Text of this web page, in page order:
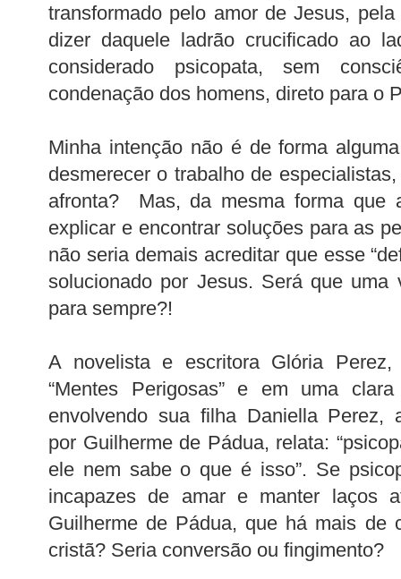
transformado pelo amor de Jesus,
dizer daquele ladrão crucificado ao
considerado psicopata, sem
condenação dos homens, direto para o
Minha intenção não é de forma
desmerecer o trabalho de
afronta? Mas, da mesma forma que
explicar e encontrar soluções para as
não seria demais acreditar que esse
solucionado por Jesus. Será que uma
para sempre?!
A novelista e escritora Glória
“Mentes Perigosas” e em uma
envolvendo sua filha Daniella Perez,
por Guilherme de Pádua, relata:
ele nem sabe o que é isso”. Se
incapazes de amar e manter laços
Guilherme de Pádua, que há mais de
cristã? Seria conversão ou fingimento?